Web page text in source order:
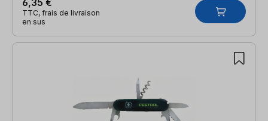
TTC, frais de livraison
en sus